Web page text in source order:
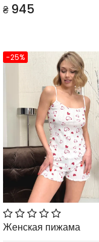
₴ 945
-25%
Женская пижама